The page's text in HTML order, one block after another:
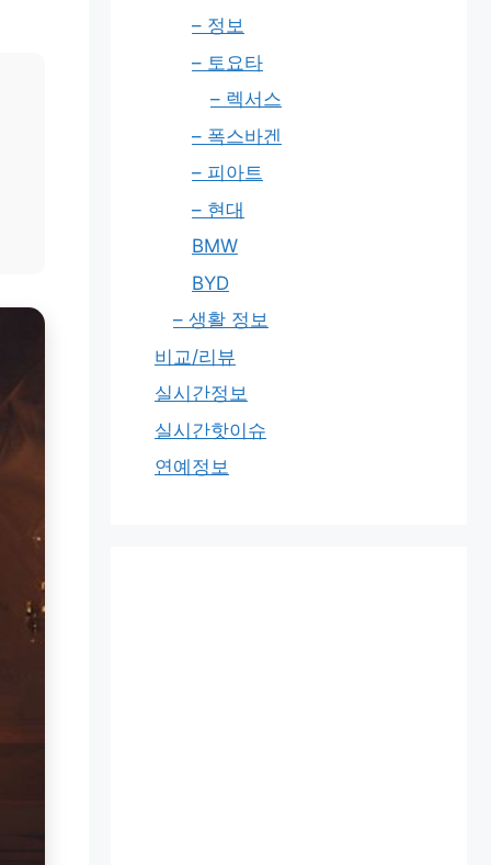
– 정보
– 토요타
– 렉서스
– 폭스바겐
– 피아트
– 현대
BMW
BYD
– 생활 정보
비교/리뷰
실시간정보
실시간핫이슈
연예정보